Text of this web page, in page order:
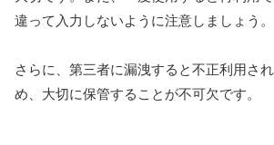
違って入力しないように注意しましょう。
さらに、第三者に漏洩すると不正利用さ
め、大切に保管することが不可欠です。